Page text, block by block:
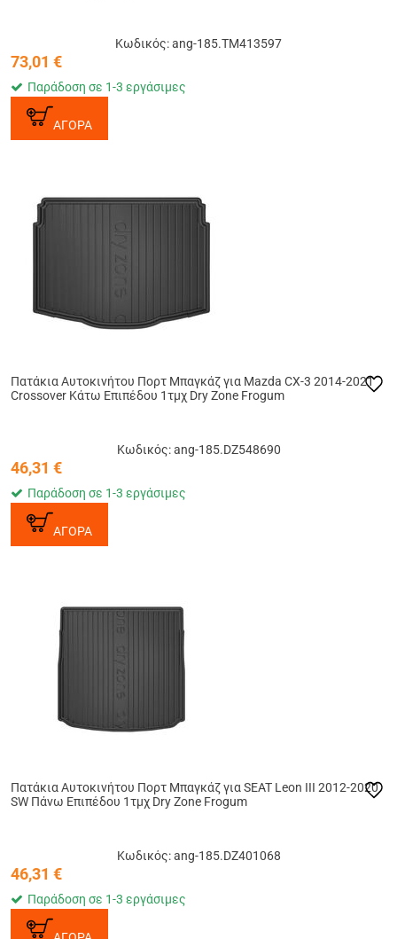
Κωδικός: ang-185.TM413597
73,01 €
Παράδοση σε 1-3 εργάσιμες
ΑΓΟΡΑ
Πατάκια Αυτοκινήτου Πορτ Μπαγκάζ για Mazda CX-3 2014-2021
Crossover Κάτω Επιπέδου 1τμχ Dry Zone Frogum
Κωδικός: ang-185.DZ548690
46,31 €
Παράδοση σε 1-3 εργάσιμες
ΑΓΟΡΑ
Πατάκια Αυτοκινήτου Πορτ Μπαγκάζ για SEAT Leon III 2012-2020
SW Πάνω Επιπέδου 1τμχ Dry Zone Frogum
Κωδικός: ang-185.DZ401068
46,31 €
Παράδοση σε 1-3 εργάσιμες